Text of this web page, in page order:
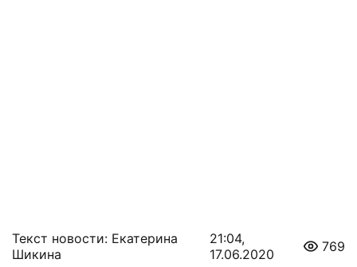
Текст новости: Екатерина
Шикина
21:04,
17.06.2020
769